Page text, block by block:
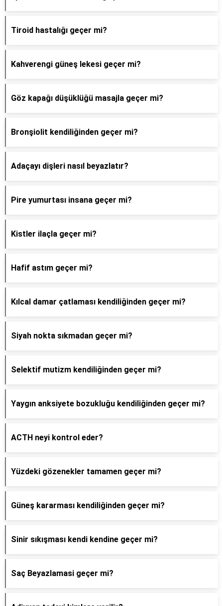
Tiroid hastalığı geçer mi?
Kahverengi güneş lekesi geçer mi?
Göz kapağı düşüklüğü masajla geçer mi?
Bronşiolit kendiliğinden geçer mi?
Adaçayı dişleri nasıl beyazlatır?
Pire yumurtası insana geçer mi?
Kistler ilaçla geçer mi?
Hafif astım geçer mi?
Kılcal damar çatlaması kendiliğinden geçer mi?
Siyah nokta sıkmadan geçer mi?
Selektif mutizm kendiliğinden geçer mi?
Yaygın anksiyete bozukluğu kendiliğinden geçer mi?
ACTH neyi kontrol eder?
Yüzdeki gözenekler tamamen geçer mi?
Güneş kararması kendiliğinden geçer mi?
Sinir sıkışması kendi kendine geçer mi?
Saç Beyazlamasi geçer mi?